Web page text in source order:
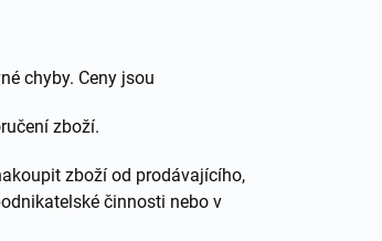
chyby. Ceny jsou
zboží.
zboží od prodávajícího,
činnosti nebo v